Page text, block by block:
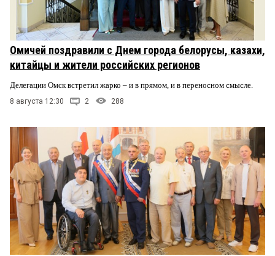
Омичей поздравили с Днем города белорусы, казахи,
китайцы и жители российских регионов
Делегации Омск встретил жарко – и в прямом, и в переносном смысле.
8 августа 12:30 2 288